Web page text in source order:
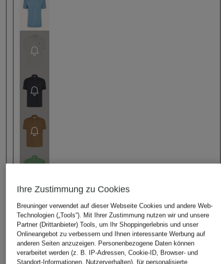
Ihre Zustimmung zu Cookies
Breuninger verwendet auf dieser Webseite Cookies und andere Web-
Technologien („Tools“). Mit Ihrer Zustimmung nutzen wir und unsere
Partner (Drittanbieter) Tools, um Ihr Shoppingerlebnis und unser
Onlineangebot zu verbessern und Ihnen interessante Werbung auf
anderen Seiten anzuzeigen. Personenbezogene Daten können
verarbeitet werden (z. B. IP-Adressen, Cookie-ID, Browser- und
Standort-Informationen, Nutzerverhalten), für personalisierte